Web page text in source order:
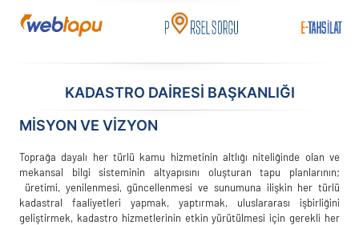
KURUMSAL
S.S.S.
KADASTRO DAİRESİ BAŞKANLIĞI
MISYON VE VIZYON
Toprağa dayalı her türlü kamu hizmetinin altlığı niteliğinde olan ve
mekansal bilgi sisteminin altyapısını oluşturan tapu planlarının;
üretimi, yenilenmesi, güncellenmesi ve sunumuna ilişkin her türlü
kadastral faaliyetleri yapmak, yaptırmak, uluslararası işbirliğini
geliştirmek, kadastro hizmetlerinin etkin yürütülmesi için gerekli her